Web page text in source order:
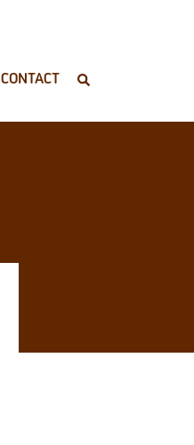
CONTACT